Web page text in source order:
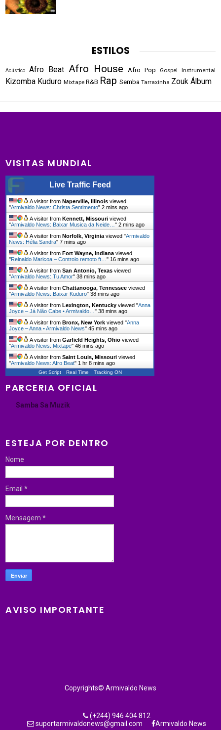
ESTILOS
Acústico Afro Beat Afro House Afro Pop Gospel Instrumental
Kizomba Kuduro Mixtape R&B Rap Semba Tarraxinha Zouk Álbum
VISITAS MUNDIAL
Live Traffic Feed
A visitor from Naperville, Illinois viewed
"Armivaldo News: Christa Sentimento"2 mins ago
A visitor from Kennett, Missouri viewed
"Armivaldo News: Baixar Musica da Neide…"2 mins ago
A visitor from Norfolk, Virginia viewed "Armivaldo
News: Hélia Sandra"7 mins ago
A visitor from Fort Wayne, Indiana viewed
"Reinaldo Maricoa – Controlo remoto ft…" 16 mins ago
A visitor fromSan Antonio, Texas viewed
"Armivaldo News: Tu Amor"38 mins ago
A visitor fromChattanooga, Tennessee viewed
"Armivaldo News: Baixar Kuduro"38 mins ago
A visitor from Lexington, Kentucky viewed "Anna
Joyce – Já Não Cabe • Armivaldo…"38 mins ago
A visitor from Bronx, New York viewed "Anna
Joyce – Anna • Armivaldo News"45 mins ago
A visitor fromGarfield Heights, Ohio viewed
"Armivaldo News: Mixtape"46 mins ago
A visitor fromSaint Louis, Missouri viewed
"Armivaldo News: Afro Beat" 1 hr 8 mins ago
Get Script Real Time Tracking ON
PARCERIA OFICIAL
Samba Sa Muzik
ESTEJA POR DENTRO
Nome
Email*
Mensagem*
AVISO IMPORTANTE
Copyrights© Armivaldo News
(+244) 946 404 812
suportarmivaldonews@gmail.com
Armivaldo News